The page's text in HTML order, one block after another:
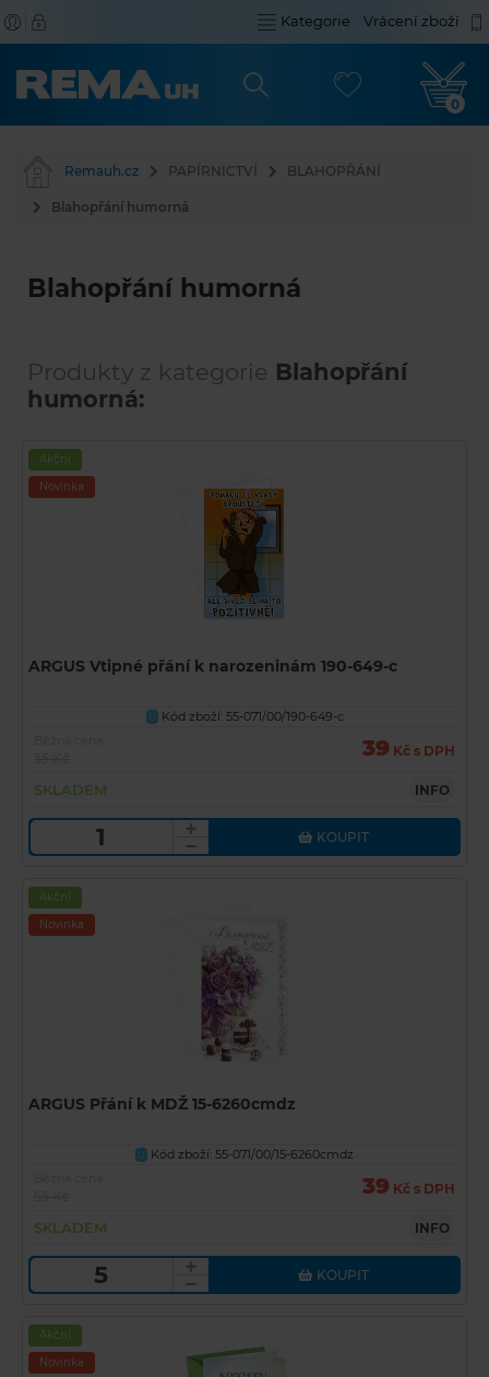
Kategorie Vrácení zboží
0
Remauh.cz PAPÍRNICTVÍ BLAHOPŘÁNÍ
Blahopřání humorná
Blahopřání humorná
Produkty z kategorie Blahopřání
humorná:
Akční
Novinka
ARGUS Vtipné přání k narozeninám 190-649-c
U Kód zboží: 55-071/00/190-649-c
39 Kč s DPH
SKLADEM INFO
KOUPIT
Akční
Novinka
ARGUS Přání k MDŽ 15-6260cmdz
U
Kód zboží: 55-071/00/15-6260cmdz
39 Kč s DPH
SKLADEM INFO
KOUPIT
Akční
Novinka